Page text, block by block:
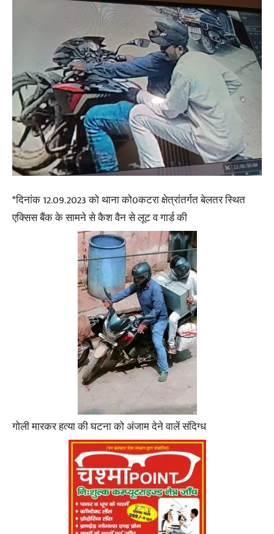
*दिनांक 12.09.2023 को थाना को0कटरा क्षेत्रांतर्गत बेलतर स्थित
एक्सिस बैंक के सामने से कैश वैन से लूट व गार्ड की
गोली मारकर हत्या की घटना को अंजाम देने वालें संदिग्ध